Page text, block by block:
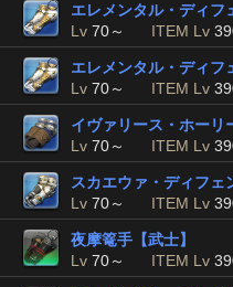
エレメンタル・ディフ
Lv 70～ ITEM Lv
エレメンタル・ディフ
Lv 70～ ITEM Lv
イヴァリース・ホーリ
Lv 70～ ITEM Lv
スカエウァ・ディフェ
Lv 70～ ITEM Lv
夜摩篭手【武士】
Lv 70～ ITEM Lv